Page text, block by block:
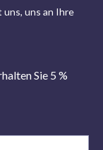
uns an Ihre
Sie 5 %